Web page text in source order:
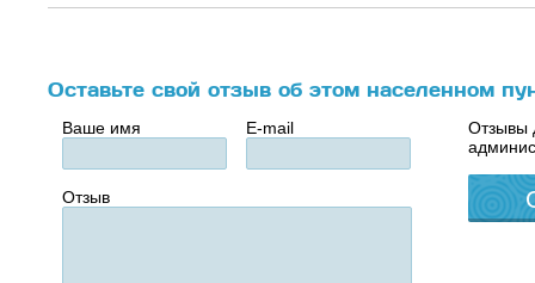
Оставьте свой отзыв об этом населенном
Ваше имя E-mail
Отзыв
Отзывы